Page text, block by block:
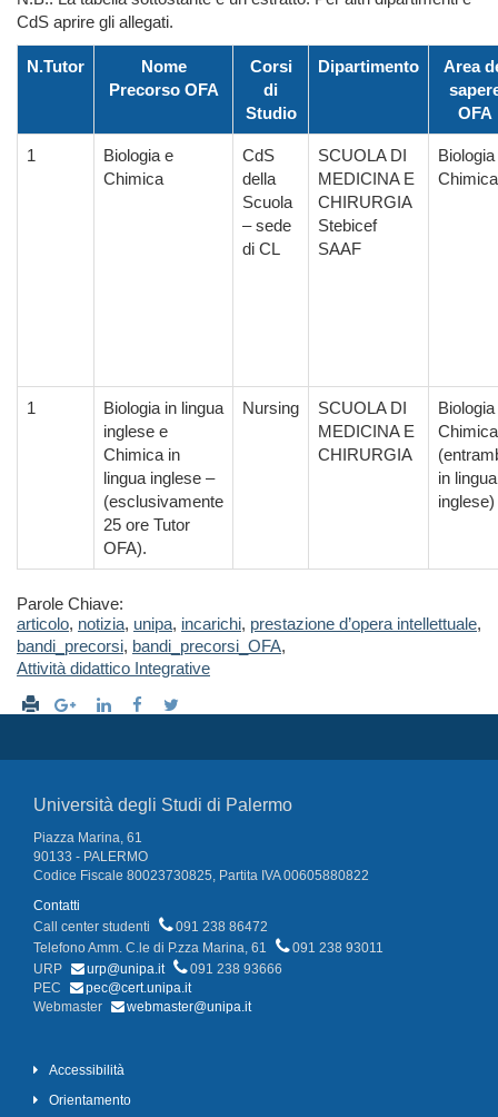
CdS aprire gli allegati.
N.Tutor
Nome
Precorso OFA
Corsi
di
Studio
Dipartimento
Area
OFA
1
Biologia e
Chimica
CdS
della
Scuola
– sede
di CL
SCUOLA DI
MEDICINA E
CHIRURGIA
Stebicef
SAAF
Biologia
Chimica
1
Biologia in lingua
inglese e
Chimica in
lingua inglese –
(esclusivamente
25 ore Tutor
OFA).
Nursing
SCUOLA DI
MEDICINA E
CHIRURGIA
Biologia
Chimica
in lingua
inglese)
Parole Chiave:
articolo, notizia, unipa, incarichi, prestazione d’opera intellettuale,
bandi_precorsi, bandi_precorsi_OFA,
Attività didattico Integrative
Università degli Studi di Palermo
Piazza Marina, 61
90133 - PALERMO
Codice Fiscale 80023730825, Partita IVA 00605880822
Contatti
Call center studenti
091 238 86472
Telefono Amm. C.le di P.zza Marina, 61
091 238 93011
URP
urp@unipa.it
091 238 93666
PEC
pec@cert.unipa.it
Webmaster
webmaster@unipa.it
Accessibilità
Orientamento